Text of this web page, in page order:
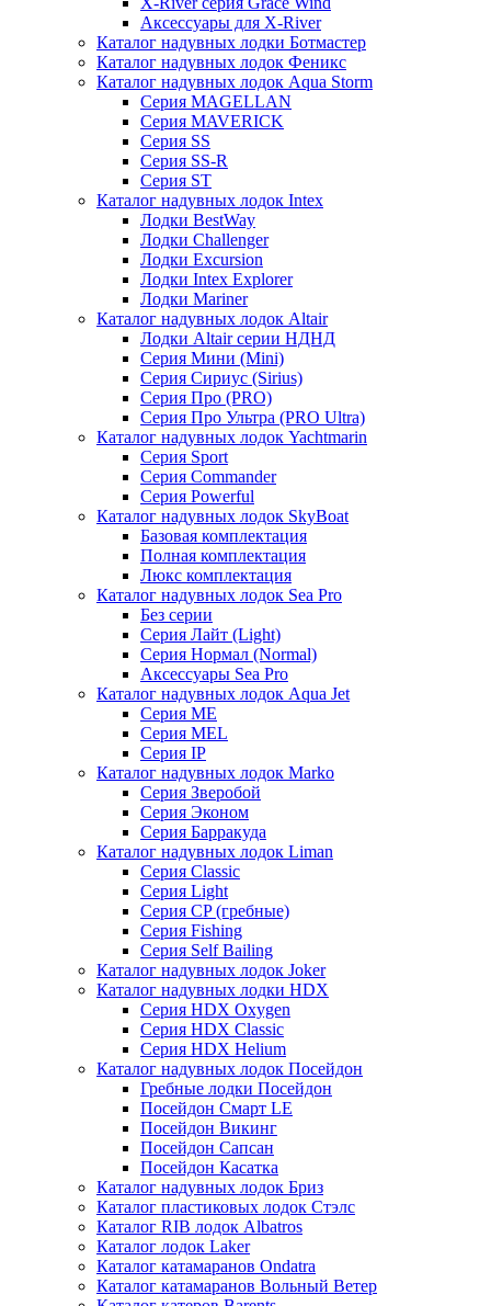
Аксессуары для X-River
Каталог надувных лодки Ботмастер
Каталог надувных лодок Феникc
Каталог надувных лодок Aqua Storm
Серия MAGELLAN
Серия MAVERICK
Серия SS
Серия SS-R
Серия ST
Каталог надувных лодок Intex
Лодки BestWay
Лодки Challenger
Лодки Excursion
Лодки Intex Explorer
Лодки Mariner
Каталог надувных лодок Altair
Лодки Altair серии НДНД
Серия Мини (Mini)
Серия Сириус (Sirius)
Серия Про (PRO)
Серия Про Ультра (PRO Ultra)
Каталог надувных лодок Yachtmarin
Серия Sport
Серия Commander
Серия Powerful
Каталог надувных лодок SkyBoat
Базовая комплектация
Полная комплектация
Люкс комплектация
Каталог надувных лодок Sea Pro
Без серии
Серия Лайт (Light)
Серия Нормал (Normal)
Аксессуары Sea Pro
Каталог надувных лодок Aqua Jet
Серия ME
Серия MEL
Серия IP
Каталог надувных лодок Marko
Серия Зверобой
Серия Эконом
Серия Барракуда
Каталог надувных лодок Liman
Серия Classic
Серия Light
Серия CP (гребные)
Серия Fishing
Серия Self Bailing
Каталог надувных лодок Joker
Каталог надувных лодки HDX
Серия HDX Oxygen
Серия HDX Classic
Серия HDX Helium
Каталог надувных лодок Посейдон
Гребные лодки Посейдон
Посейдон Смарт LE
Посейдон Викинг
Посейдон Сапсан
Посейдон Касатка
Каталог надувных лодок Бриз
Каталог пластиковых лодок Стэлс
Каталог RIB лодок Albatros
Каталог лодок Laker
Каталог катамаранов Ondatra
Каталог катамаранов Вольный Ветер